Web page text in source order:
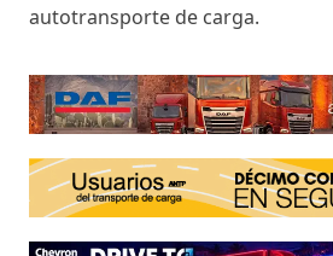
autotransporte de carga.